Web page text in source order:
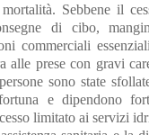
Sebbene il
di cibo,
commerciali
alle prese con gravi
sono state
e dipendono
limitato ai servizi